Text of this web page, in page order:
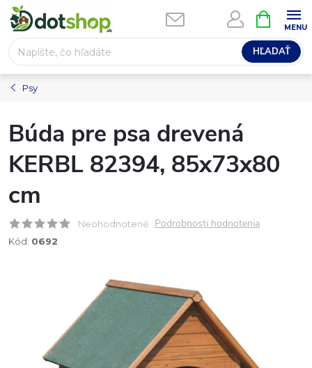
Prejsť
na
obsah
HĽADAŤ
KOŠÍK
Psy
Búda pre psa drevená
KERBL 82394, 85x73x80
cm
Neohodnotené Podrobnosti hodnotenia
Kód: 0692